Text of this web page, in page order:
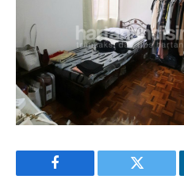
Facebook Twitter